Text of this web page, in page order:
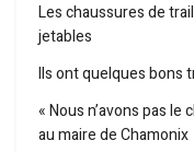
Les chaussures de
jetables
Ils ont quelques bons
« Nous n’avons pas le
au maire de Chamonix